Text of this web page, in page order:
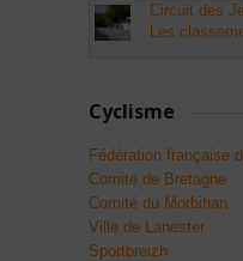
Circuit des
Les
Cyclisme
Fédération française
Comité de Bretagne
Comité du Morbihan
Ville de Lanester
Sportbreizh